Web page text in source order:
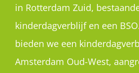
in Rotterdam Zuid,
kinderdagverblijf en een
bieden we een
Amsterdam Oud-West,